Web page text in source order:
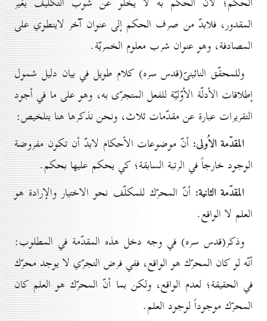
المقدور، فلابدّ من صرف الحكم إلى عنوان آخر لاينطوي على
المصادفة، وهو عنوان شرب معلوم الخمريّة.
وللمحقّق النائينىّ(قدس سره) كلام طويل في بيان دليل شمول
إطلاقات الأدلّة الأوّليّة للفعل المتجرّى به، وهو على ما في أجود
التقريرات عبارة عن مقدّمات ثلاث، ونحن نذكرها هنا بتلخيص:
المقدّمة الاُولى: أنّ موضوعات الأحكام لابدّ أن تكون مفروضة
الوجود خارجاً في الرتبة السابقة؛ كي يحكم عليها بحكم.
المقدّمة الثانية: أنّ المحرّك للمكلّف نحو الاختيار والإرادة هو
العلم لا الواقع.
وذكر(قدس سره) في وجه دخل هذه المقدّمة في المطلوب:
أنّه لو كان المحرّك هو الواقع، ففي فرض التجرّي لا يوجد محرّك
في الحقيقة؛ لعدم الواقع، ولكن بما أنّ المحرّك هو العلم كان
المحرّك موجوداً لوجود العلم.